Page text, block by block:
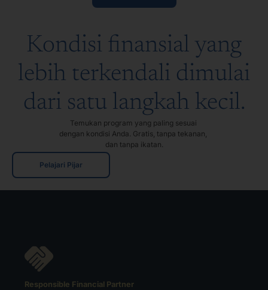
Kondisi finansial yang
lebih terkendali dimulai
dari satu langkah kecil.​
Temukan program yang paling sesuai
dengan kondisi Anda. Gratis, tanpa tekanan,
dan tanpa ikatan.
Pelajari Pijar
Responsible Financial Partner